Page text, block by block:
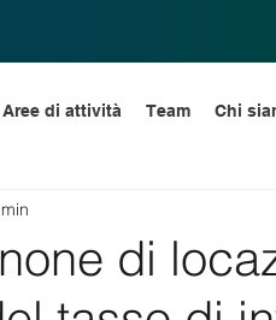
Aree di attività Team Chi
di